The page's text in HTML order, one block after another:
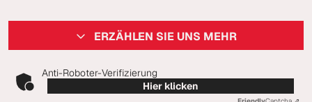
ERZÄHLEN SIE UNS MEHR
Anti-Roboter-Verifizierung
Hier klicken